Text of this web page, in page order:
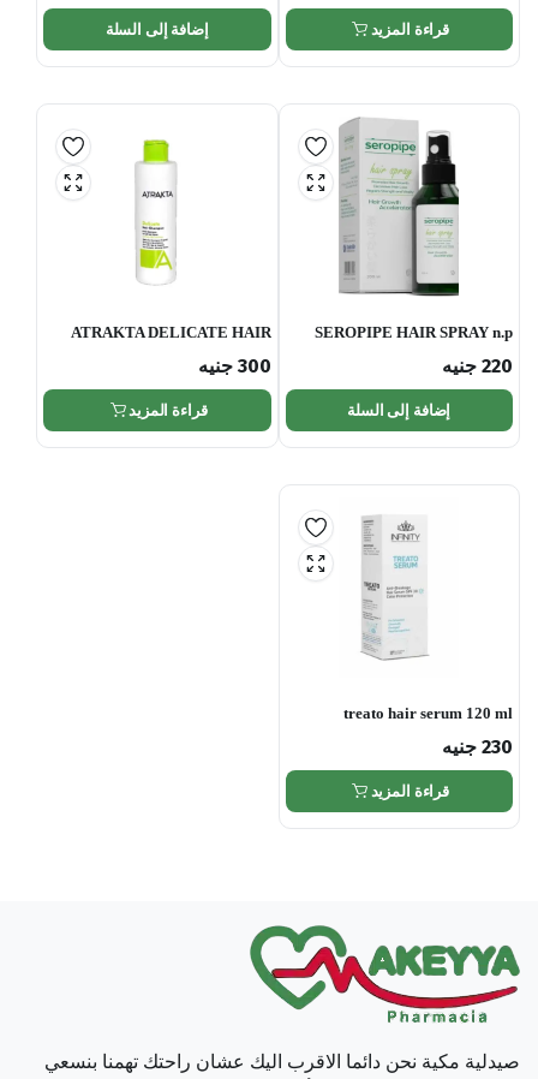
قراءة المزيد إضافة إلى السلة
SEROPIPE HAIR SPRAY n.p
220 جنيه
إضافة إلى السلة
ATRAKTA DELICATE HAIR
300 جنيه
قراءة المزيد
treato hair serum 120 ml
230 جنيه
قراءة المزيد
صيدلية مكية نحن دائما الاقرب اليك عشان راحتك تهمنا بنسعي